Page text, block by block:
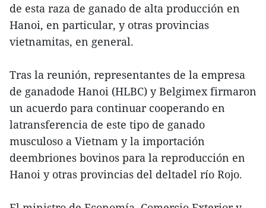
de esta raza de ganado de alta producción en
Hanoi, en particular, y otras provincias
vietnamitas, en general.
Tras la reunión, representantes de la empresa
de ganadode Hanoi (HLBC) y Belgimex firmaron
un acuerdo para continuar cooperando en
latransferencia de este tipo de ganado
musculoso a Vietnam y la importación
deembriones bovinos para la reproducción en
Hanoi y otras provincias del deltadel río Rojo.